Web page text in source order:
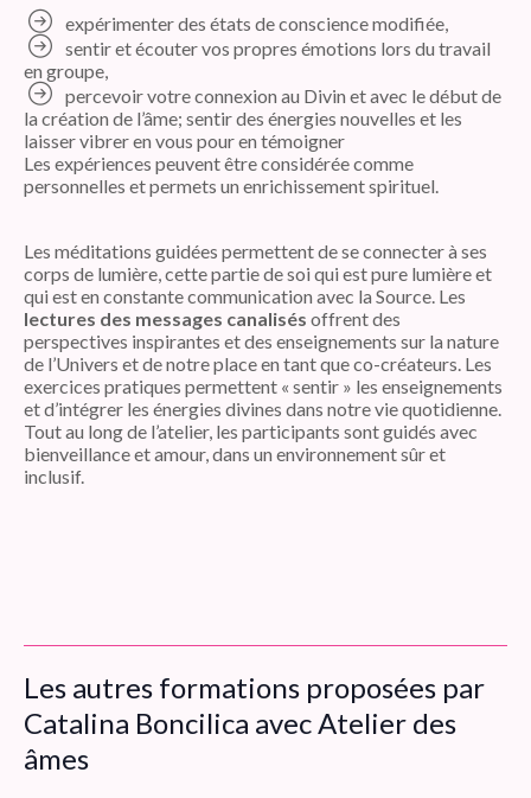
expérimenter des états de conscience modifiée,
sentir et écouter vos propres émotions lors du travail
en groupe,
percevoir votre connexion au Divin et avec le début de
la création de l’âme; sentir des énergies nouvelles et les
laisser vibrer en vous pour en témoigner
Les expériences peuvent être considérée comme
personnelles et permets un enrichissement spirituel.
Les méditations guidées permettent de se connecter à ses
corps de lumière, cette partie de soi qui est pure lumière et
qui est en constante communication avec la Source. Les
lectures des messages canalisés offrent des
perspectives inspirantes et des enseignements sur la nature
de l’Univers et de notre place en tant que co-créateurs. Les
exercices pratiques permettent « sentir » les enseignements
et d’intégrer les énergies divines dans notre vie quotidienne.
Tout au long de l’atelier, les participants sont guidés avec
bienveillance et amour, dans un environnement sûr et
inclusif.
Les autres formations proposées par
Catalina Boncilica avec Atelier des
âmes